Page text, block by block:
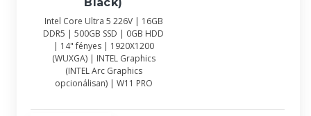
Intel Core Ultra 5 226V | 16GB
DDR5 | 500GB SSD | 0GB HDD
| 14" fényes | 1920X1200
(WUXGA) | INTEL Graphics
(INTEL Arc Graphics
opcionálisan) | W11 PRO